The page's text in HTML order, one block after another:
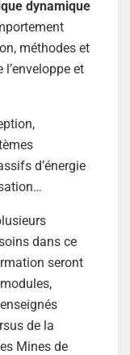
dynamique
méthodes et
et
d’énergie
dans ce
seront
de la
Mines de